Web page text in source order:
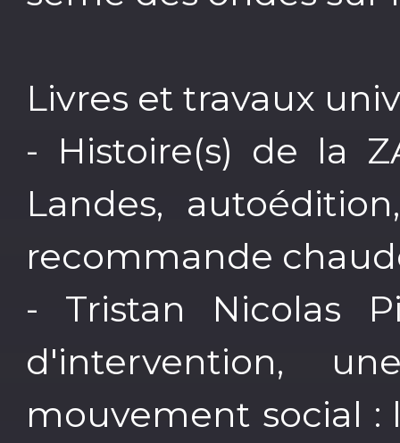
Livres et travaux
- Histoire(s) de la
Landes,
recommande
- Tristan Nicolas
d'intervention,
mouvement social :